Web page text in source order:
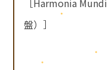
［Harmonia
盤）］